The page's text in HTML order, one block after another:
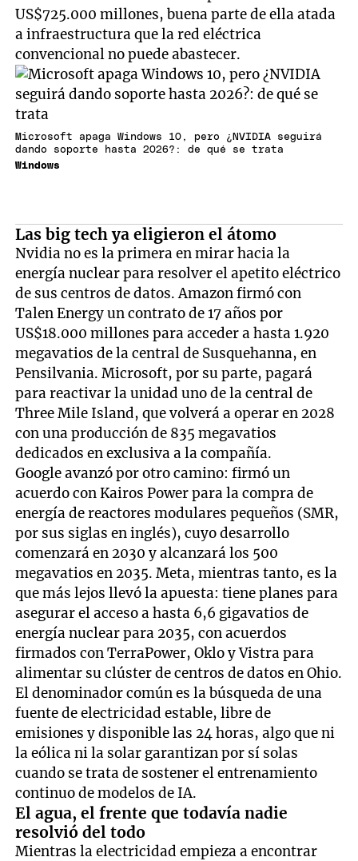
US$725.000 millones, buena parte de ella atada
a infraestructura que la red eléctrica
convencional no puede abastecer.
Microsoft apaga Windows 10, pero ¿NVIDIA seguirá
dando soporte hasta 2026?: de qué se trata
Windows
Las big tech ya eligieron el átomo
Nvidia no es la primera en mirar hacia la
energía nuclear para resolver el apetito eléctrico
de sus centros de datos. Amazon firmó con
Talen Energy un contrato de 17 años por
US$18.000 millones para acceder a hasta 1.920
megavatios de la central de Susquehanna, en
Pensilvania. Microsoft, por su parte, pagará
para reactivar la unidad uno de la central de
Three Mile Island, que volverá a operar en 2028
con una producción de 835 megavatios
dedicados en exclusiva a la compañía.
Google avanzó por otro camino: firmó un
acuerdo con Kairos Power para la compra de
energía de reactores modulares pequeños (SMR,
por sus siglas en inglés), cuyo desarrollo
comenzará en 2030 y alcanzará los 500
megavatios en 2035. Meta, mientras tanto, es la
que más lejos llevó la apuesta: tiene planes para
asegurar el acceso a hasta 6,6 gigavatios de
energía nuclear para 2035, con acuerdos
firmados con TerraPower, Oklo y Vistra para
alimentar su clúster de centros de datos en Ohio.
El denominador común es la búsqueda de una
fuente de electricidad estable, libre de
emisiones y disponible las 24 horas, algo que ni
la eólica ni la solar garantizan por sí solas
cuando se trata de sostener el entrenamiento
continuo de modelos de IA.
El agua, el frente que todavía nadie
resolvió del todo
Mientras la electricidad empieza a encontrar